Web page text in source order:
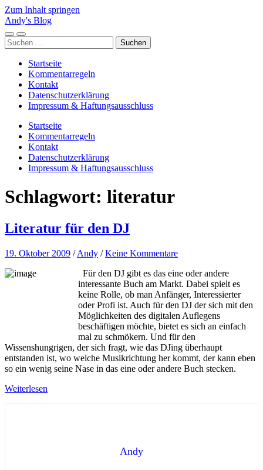
Zum Inhalt springen
Andy's Blog
Mobile-
Menü
Suchfeld
ein-/ausblenden
Suchen
nach:
Startseite
Kommentarregeln
Kontakt
Datenschutzerklärung
Impressum & Haftungsausschluss
Startseite
Kommentarregeln
Kontakt
Datenschutzerklärung
Impressum & Haftungsausschluss
Schlagwort: literatur
Literatur für den DJ
19. Oktober 2009 /Andy /Keine Kommentare
Für den DJ gibt es das eine oder andere
interessante Buch am Markt. Dabei spielt es
keine Rolle, ob man Anfänger, Interessierter
oder Profi ist. Auch für den DJ der sich mit den
Möglichkeiten des digitalen Auflegens
beschäftigen möchte, bietet es sich an einfach
mal zu schmökern. Und für den
Wissenshungrigen, der sich fragt, wie das DJing überhaupt
entstanden ist, wo welche Musikrichtung her kommt, der kann eben
so ein wenig seine Nase in das eine oder andere Buch stecken.
Weiterlesen
Andy